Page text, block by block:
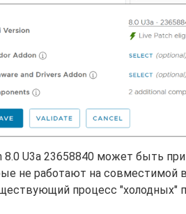
8.0 U3a 23658840 может быть
не работают на совместимой
процесс "холодных"